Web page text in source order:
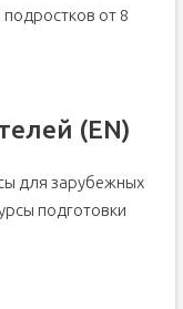
от 8
(EN)
для зарубежных
подготовки